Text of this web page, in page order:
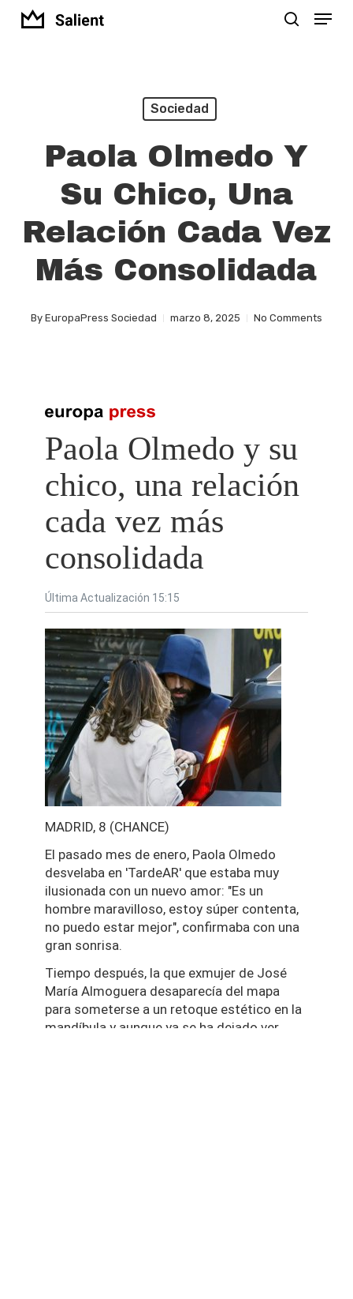
Skip
Menu
Sociedad
Paola Olmedo Y
Su Chico, Una
Relación Cada Vez
Más Consolidada
By EuropaPress Sociedad marzo 8, 2025 No Comments